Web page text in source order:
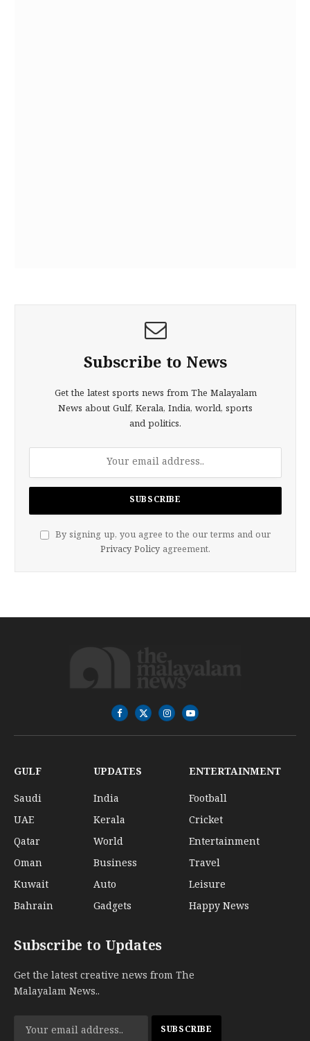
Subscribe to News
Get the latest sports news from The Malayalam
News about Gulf, Kerala, India, world, sports
and politics.
By signing up, you agree to the our terms and our
Privacy Policy agreement.
Facebook
X
(Twitter)
InstagramYouTube
GULF
Saudi
UAE
Qatar
Oman
Kuwait
Bahrain
UPDATES
India
Kerala
World
Business
Auto
Gadgets
ENTERTAINMENT
Football
Cricket
Entertainment
Travel
Leisure
Happy News
Subscribe to Updates
Get the latest creative news from The
Malayalam News..